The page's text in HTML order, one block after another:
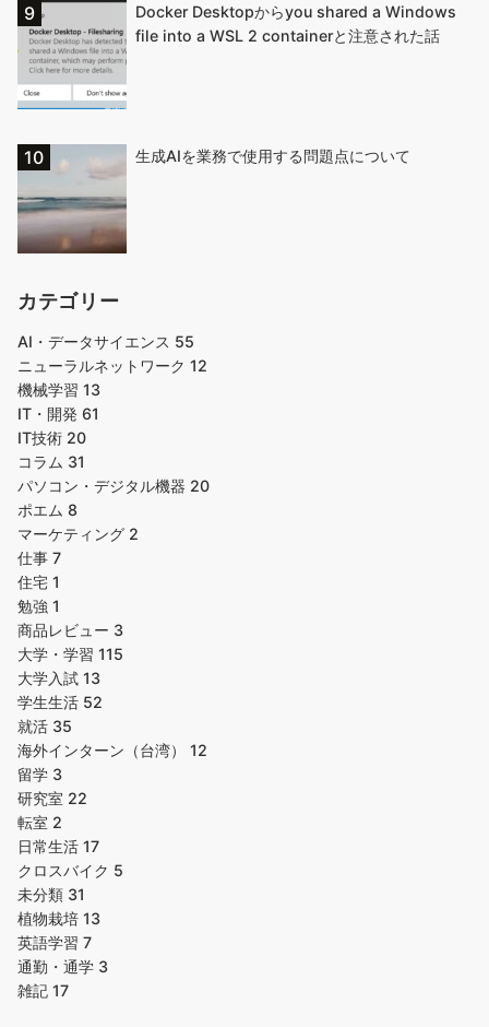
Docker Desktopからyou shared a Windows
file into a WSL 2 containerと注意された話
生成AIを業務で使用する問題点について
カテゴリー
AI・データサイエンス 55
ニューラルネットワーク 12
機械学習 13
IT・開発 61
IT技術 20
コラム 31
パソコン・デジタル機器 20
ポエム 8
マーケティング 2
仕事 7
住宅 1
勉強 1
商品レビュー 3
大学・学習 115
大学入試 13
学生生活 52
就活 35
海外インターン（台湾） 12
留学 3
研究室 22
転室 2
日常生活 17
クロスバイク 5
未分類 31
植物栽培 13
英語学習 7
通勤・通学 3
雑記 17